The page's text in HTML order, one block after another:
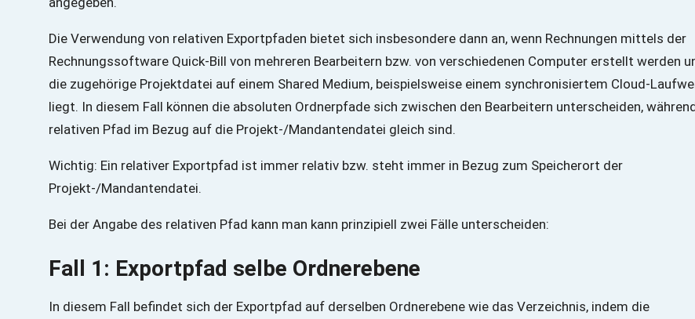
Die Verwendung von relativen Exportpfaden bietet sich insbesondere dann an, wenn Rechnungen mittels der
Rechnungssoftware Quick-Bill von mehreren Bearbeitern bzw. von verschiedenen Computer erstellt werden
die zugehörige Projektdatei auf einem Shared Medium, beispielsweise einem synchronisiertem Cloud-
liegt. In diesem Fall können die absoluten Ordnerpfade sich zwischen den Bearbeitern unterscheiden,
relativen Pfad im Bezug auf die Projekt-/Mandantendatei gleich sind.
Wichtig: Ein relativer Exportpfad ist immer relativ bzw. steht immer in Bezug zum Speicherort der
Projekt-/Mandantendatei.
Bei der Angabe des relativen Pfad kann man kann prinzipiell zwei Fälle unterscheiden:
Fall 1: Exportpfad selbe Ordnerebene
In diesem Fall befindet sich der Exportpfad auf derselben Ordnerebene wie das Verzeichnis, indem die